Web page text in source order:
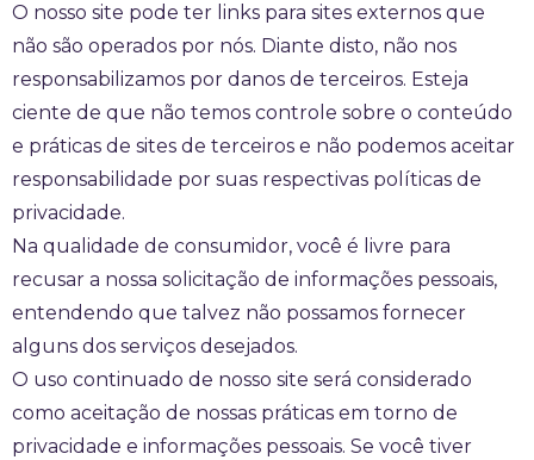
O nosso site pode ter links para sites externos que
não são operados por nós. Diante disto, não nos
responsabilizamos por danos de terceiros. Esteja
ciente de que não temos controle sobre o conteúdo
e práticas de sites de terceiros e não podemos aceitar
responsabilidade por suas respectivas políticas de
privacidade.
Na qualidade de consumidor, você é livre para
recusar a nossa solicitação de informações pessoais,
entendendo que talvez não possamos fornecer
alguns dos serviços desejados.
O uso continuado de nosso site será considerado
como aceitação de nossas práticas em torno de
privacidade e informações pessoais. Se você tiver